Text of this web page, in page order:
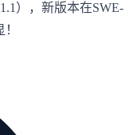
），新版本在SWE-